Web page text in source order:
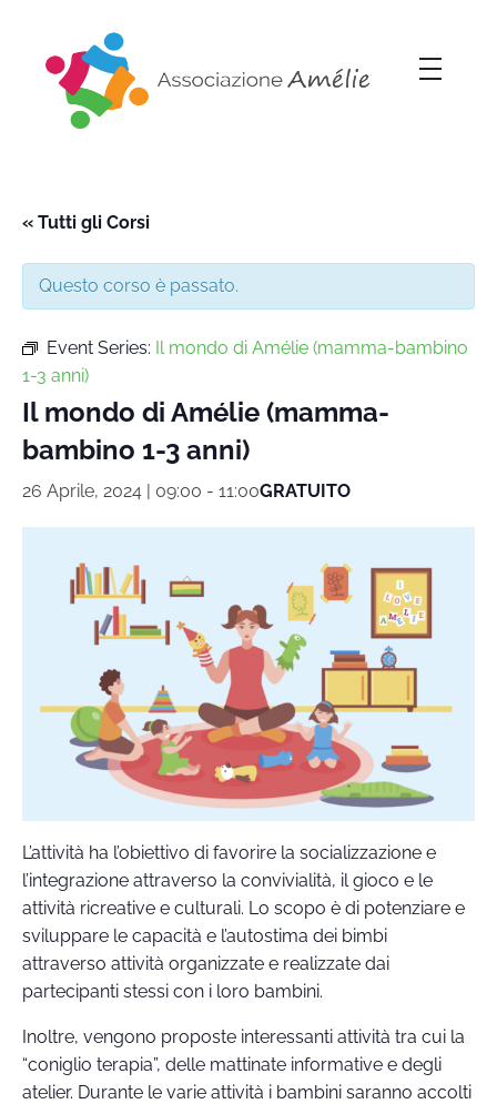
« Tutti gli Corsi
Questo corso è passato.
Event Series: Il mondo di Amélie (mamma-bambino
1-3 anni)
Il mondo di Amélie (mamma-
bambino 1-3 anni)
26 Aprile, 2024 | 09:00 - 11:00GRATUITO
L’attività ha l’obiettivo di favorire la socializzazione e
l’integrazione attraverso la convivialità, il gioco e le
attività ricreative e culturali. Lo scopo è di potenziare e
sviluppare le capacità e l’autostima dei bimbi
attraverso attività organizzate e realizzate dai
partecipanti stessi con i loro bambini.
Inoltre, vengono proposte interessanti attività tra cui la
“coniglio terapia”, delle mattinate informative e degli
atelier. Durante le varie attività i bambini saranno accolti